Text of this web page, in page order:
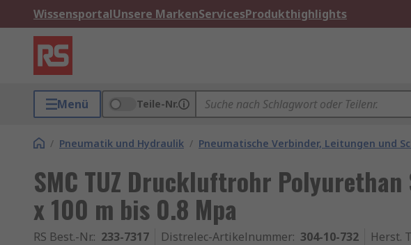
WissensportalUnsere MarkenServicesProdukthighlights
Menü Teile-Nr.
/ Pneumatik und Hydraulik / Pneumatische Verbinder, Leitungen und
SMC TUZ Druckluftrohr Polyurethan
x 100 m bis 0.8 Mpa
RS Best.-Nr.: 233-7317 Distrelec-Artikelnummer: 304-10-732 Herst.